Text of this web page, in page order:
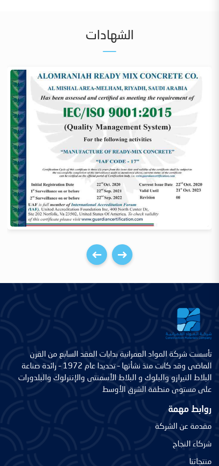
الشهادات
تأسست شركة المواد العمرانية بدايات العقد السابع من القرن
الماضى وقد كانت منذ نشأتها – تحديدا عام 1972 – رائدة صناعة
البلاط التيرازو والبلوك و البلاط الأسمنتى والإنترلوك والبلدورات
على مستوى منطقة الشرق الأوسط
روابط مهمة
مقدمة عن الشركة
شركاء النجاح
منتجاتنا